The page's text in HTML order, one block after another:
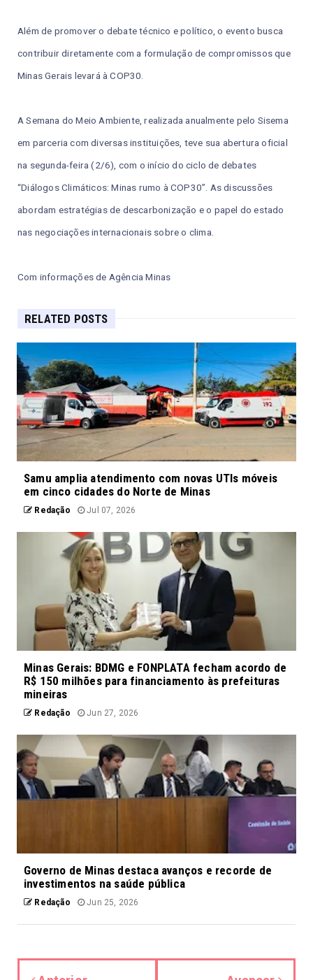
Além de promover o debate técnico e político, o evento busca
contribuir diretamente com a formulação de compromissos que
Minas Gerais levará à COP30.
A Semana do Meio Ambiente, realizada anualmente pelo Sisema
em parceria com diversas instituições, teve sua abertura oficial
na segunda-feira (2/6), com o início do ciclo de debates
“Diálogos Climáticos: Minas rumo à COP30”. As discussões
abordam estratégias de descarbonização e o papel do estado
nas negociações internacionais sobre o clima.
Com informações de Agência Minas
RELATED POSTS
Samu amplia atendimento com novas UTIs móveis
em cinco cidades do Norte de Minas
Redação Jul 07, 2026
Minas Gerais: BDMG e FONPLATA fecham acordo de
R$ 150 milhões para financiamento às prefeituras
mineiras
Redação Jun 27, 2026
Governo de Minas destaca avanços e recorde de
investimentos na saúde pública
Redação Jun 25, 2026